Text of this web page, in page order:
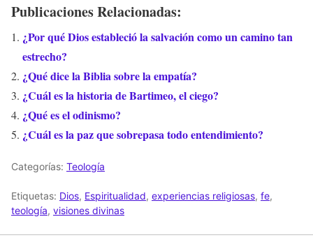
Publicaciones Relacionadas:
¿Por qué Dios estableció la salvación como un camino tan
estrecho?
¿Qué dice la Biblia sobre la empatía?
¿Cuál es la historia de Bartimeo, el ciego?
¿Qué es el odinismo?
¿Cuál es la paz que sobrepasa todo entendimiento?
Categorías: Teología
Etiquetas: Dios, Espiritualidad, experiencias religiosas, fe,
teología, visiones divinas